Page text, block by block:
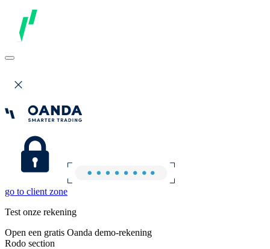
go to client zone
Test onze rekening
Open een gratis Oanda demo-rekening
Rodo section